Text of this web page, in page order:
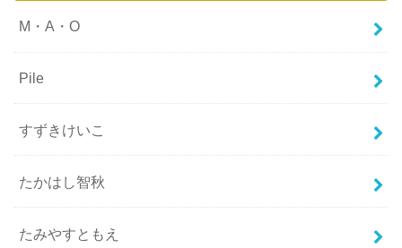
M・A・O
Pile
すずきけいこ
たかはし智秋
たみやすともえ